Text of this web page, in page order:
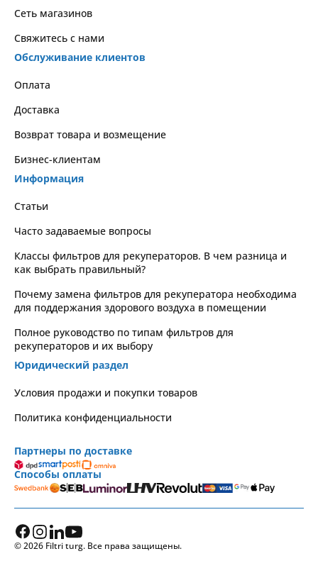
Сеть магазинов
Свяжитесь с нами
Обслуживание клиентов
Оплата
Доставка
Возврат товара и возмещение
Бизнес-клиентам
Информация
Статьи
Часто задаваемые вопросы
Классы фильтров для рекуператоров. В чем разница и
как выбрать правильный?
Почему замена фильтров для рекуператора необходима
для поддержания здорового воздуха в помещении
Полное руководство по типам фильтров для
рекуператоров и их выбору
Юридический раздел
Условия продажи и покупки товаров
Политика конфиденциальности
Партнеры по доставке
Способы оплаты
© 2026 Filtri turg. Все права защищены.